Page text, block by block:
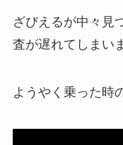
ざびえるが中々見
査が遅れてしまい
ようやく乗った時